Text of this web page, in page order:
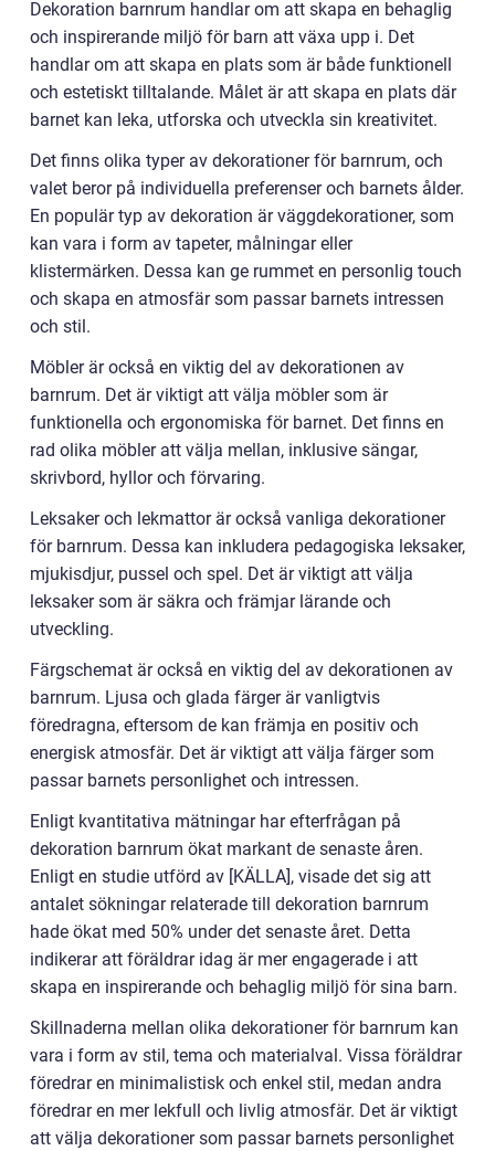
Dekoration barnrum handlar om att skapa en behaglig
och inspirerande miljö för barn att växa upp i. Det
handlar om att skapa en plats som är både funktionell
och estetiskt tilltalande. Målet är att skapa en plats där
barnet kan leka, utforska och utveckla sin kreativitet.
Det finns olika typer av dekorationer för barnrum, och
valet beror på individuella preferenser och barnets ålder.
En populär typ av dekoration är väggdekorationer, som
kan vara i form av tapeter, målningar eller
klistermärken. Dessa kan ge rummet en personlig touch
och skapa en atmosfär som passar barnets intressen
och stil.
Möbler är också en viktig del av dekorationen av
barnrum. Det är viktigt att välja möbler som är
funktionella och ergonomiska för barnet. Det finns en
rad olika möbler att välja mellan, inklusive sängar,
skrivbord, hyllor och förvaring.
Leksaker och lekmattor är också vanliga dekorationer
för barnrum. Dessa kan inkludera pedagogiska leksaker,
mjukisdjur, pussel och spel. Det är viktigt att välja
leksaker som är säkra och främjar lärande och
utveckling.
Färgschemat är också en viktig del av dekorationen av
barnrum. Ljusa och glada färger är vanligtvis
föredragna, eftersom de kan främja en positiv och
energisk atmosfär. Det är viktigt att välja färger som
passar barnets personlighet och intressen.
Enligt kvantitativa mätningar har efterfrågan på
dekoration barnrum ökat markant de senaste åren.
Enligt en studie utförd av [KÄLLA], visade det sig att
antalet sökningar relaterade till dekoration barnrum
hade ökat med 50% under det senaste året. Detta
indikerar att föräldrar idag är mer engagerade i att
skapa en inspirerande och behaglig miljö för sina barn.
Skillnaderna mellan olika dekorationer för barnrum kan
vara i form av stil, tema och materialval. Vissa föräldrar
föredrar en minimalistisk och enkel stil, medan andra
föredrar en mer lekfull och livlig atmosfär. Det är viktigt
att välja dekorationer som passar barnets personlighet